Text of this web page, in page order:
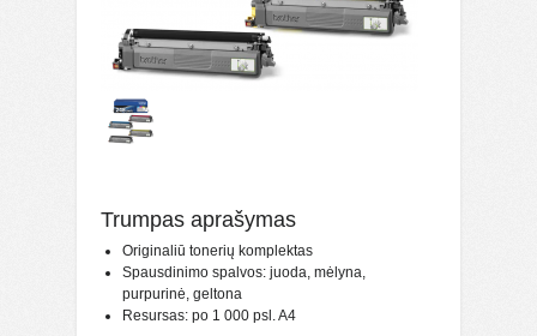
Trumpas aprašymas
Originaliū tonerių komplektas
Spausdinimo spalvos: juoda, mėlyna,
purpurinė, geltona
Resursas: po 1 000 psl. A4